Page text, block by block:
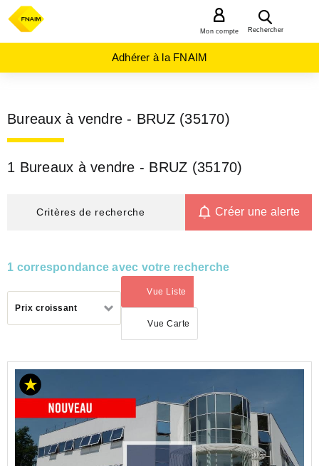
Rechercher
Mon compte
Adhérer à la FNAIM
Bureaux à vendre - BRUZ (35170)
1 Bureaux à vendre - BRUZ (35170)
Critères de recherche Créer une alerte
1 correspondance avec votre recherche
Prix croissant
Vue Liste
(activé)
Vue Carte
ACHAT
BUREAU
BRETAGNE
ILLE-
ET-
VILAINE
(35)